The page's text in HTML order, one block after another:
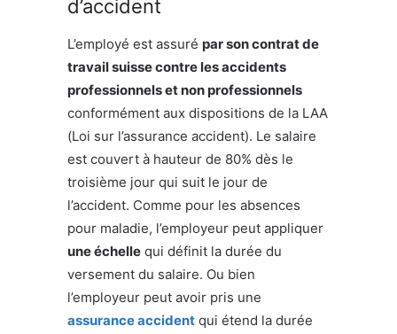
d’accident
L’employé est assuré par son contrat de
travail suisse contre les accidents
professionnels et non professionnels
conformément aux dispositions de la LAA
(Loi sur l’assurance accident). Le salaire
est couvert à hauteur de 80% dès le
troisième jour qui suit le jour de
l’accident. Comme pour les absences
pour maladie, l’employeur peut appliquer
une échelle qui définit la durée du
versement du salaire. Ou bien
l’employeur peut avoir pris une
assurance accident qui étend la durée